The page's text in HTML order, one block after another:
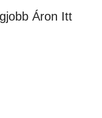
Áron Itt